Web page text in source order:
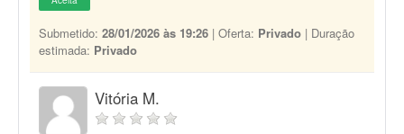
Submetido: 28/01/2026 às 19:26 | Oferta: Privado | Duração
estimada: Privado
Vitória M.